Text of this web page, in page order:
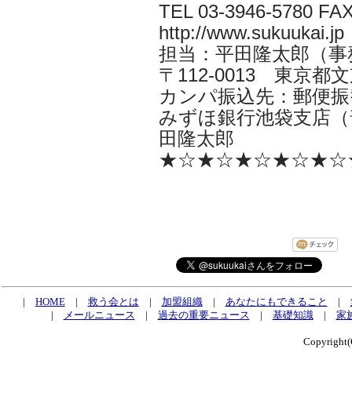
TEL 03-3946-5780
http://www.sukuukai.jp
担当：平田隆太郎（
〒112-0013 東京都文
カンパ振込先：郵便
みずほ銀行池袋支店
田隆太郎
| HOME| 救う会とは | 加盟組織| あなたにもできること |
|
メールニュース | 過去の重要ニュース | 基礎知識| 家